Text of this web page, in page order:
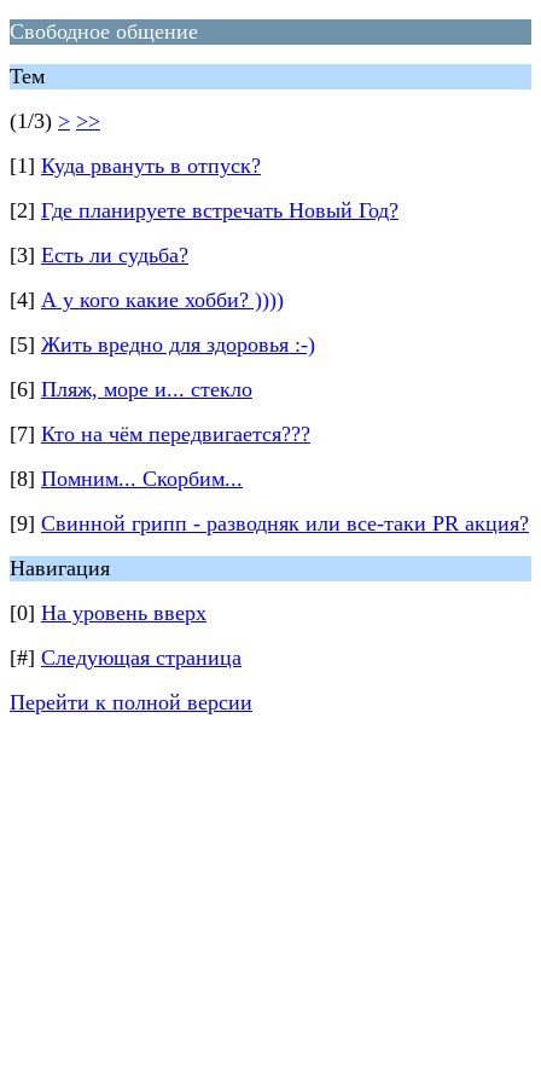
Свободное общение
Тем
(1/3) > >>
[1] Куда рвануть в отпуск?
[2] Где планируете встречать Новый Год?
[3] Есть ли судьба?
[4] А у кого какие хобби? ))))
[5] Жить вредно для здоровья :-)
[6] Пляж, море и... стекло
[7] Кто на чём передвигается???
[8] Помним... Скорбим...
[9] Свинной грипп - разводняк или все-таки PR акция?
Навигация
[0] На уровень вверх
[#] Следующая страница
Перейти к полной версии